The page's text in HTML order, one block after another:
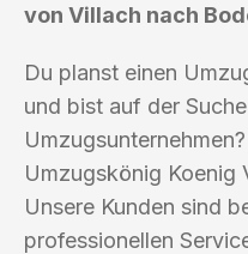
von Villach nach
Du planst einen
und bist auf der
Umzugskönig Koenig
Unsere Kunden sind
professionellen